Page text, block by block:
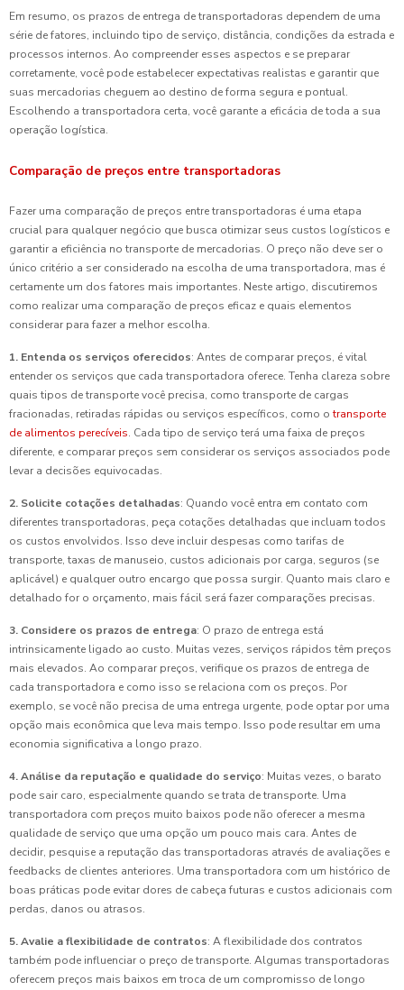
Em resumo, os prazos de entrega de transportadoras dependem de uma
série de fatores, incluindo tipo de serviço, distância, condições da estrada e
processos internos. Ao compreender esses aspectos e se preparar
corretamente, você pode estabelecer expectativas realistas e garantir que
suas mercadorias cheguem ao destino de forma segura e pontual.
Escolhendo a transportadora certa, você garante a eficácia de toda a sua
operação logística.
Comparação de preços entre transportadoras
Fazer uma comparação de preços entre transportadoras é uma etapa
crucial para qualquer negócio que busca otimizar seus custos logísticos e
garantir a eficiência no transporte de mercadorias. O preço não deve ser o
único critério a ser considerado na escolha de uma transportadora, mas é
certamente um dos fatores mais importantes. Neste artigo, discutiremos
como realizar uma comparação de preços eficaz e quais elementos
considerar para fazer a melhor escolha.
1. Entenda os serviços oferecidos: Antes de comparar preços, é vital
entender os serviços que cada transportadora oferece. Tenha clareza sobre
quais tipos de transporte você precisa, como transporte de cargas
fracionadas, retiradas rápidas ou serviços específicos, como otransporte
de alimentos perecíveis. Cada tipo de serviço terá uma faixa de preços
diferente, e comparar preços sem considerar os serviços associados pode
levar a decisões equivocadas.
2. Solicite cotações detalhadas: Quando você entra em contato com
diferentes transportadoras, peça cotações detalhadas que incluam todos
os custos envolvidos. Isso deve incluir despesas como tarifas de
transporte, taxas de manuseio, custos adicionais por carga, seguros (se
aplicável) e qualquer outro encargo que possa surgir. Quanto mais claro e
detalhado for o orçamento, mais fácil será fazer comparações precisas.
3. Considere os prazos de entrega: O prazo de entrega está
intrinsicamente ligado ao custo. Muitas vezes, serviços rápidos têm preços
mais elevados. Ao comparar preços, verifique os prazos de entrega de
cada transportadora e como isso se relaciona com os preços. Por
exemplo, se você não precisa de uma entrega urgente, pode optar por uma
opção mais econômica que leva mais tempo. Isso pode resultar em uma
economia significativa a longo prazo.
4. Análise da reputação e qualidade do serviço: Muitas vezes, o barato
pode sair caro, especialmente quando se trata de transporte. Uma
transportadora com preços muito baixos pode não oferecer a mesma
qualidade de serviço que uma opção um pouco mais cara. Antes de
decidir, pesquise a reputação das transportadoras através de avaliações e
feedbacks de clientes anteriores. Uma transportadora com um histórico de
boas práticas pode evitar dores de cabeça futuras e custos adicionais com
perdas, danos ou atrasos.
5. Avalie a flexibilidade de contratos: A flexibilidade dos contratos
também pode influenciar o preço de transporte. Algumas transportadoras
oferecem preços mais baixos em troca de um compromisso de longo